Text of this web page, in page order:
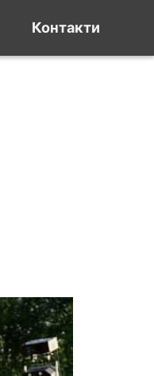
Контакти